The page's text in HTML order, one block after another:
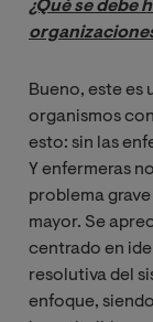
¿Qué se debe
Bueno, este es
organismos
esto: sin las
Y enfermeras
problema
mayor. Se
centrado en
resolutiva del
enfoque,